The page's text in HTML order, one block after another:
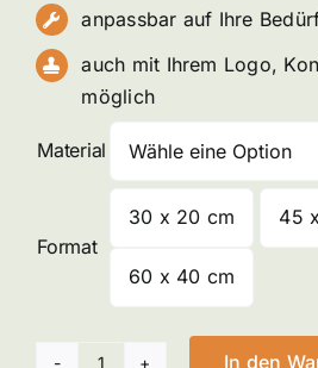
anpassbar auf Ihre
auch mit Ihrem Logo,
möglich
Material
Format
30 x 20 cm 45
60 x 40 cm
In den